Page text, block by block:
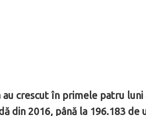
crescut în primele patru luni
din 2016, până la 196.183 de